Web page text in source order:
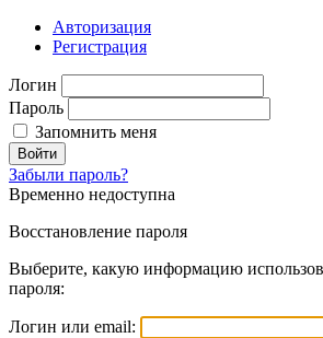
Авторизация
Регистрация
Логин
Пароль
Запомнить меня
Войти
Забыли пароль?
Временно недоступна
Восстановление пароля
Выберите, какую информацию
пароля:
Логин или email: